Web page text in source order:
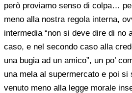
però proviamo senso di colpa…
meno alla nostra regola interna,
intermedia “non si deve dire di no
caso, e nel secondo caso alla
una bugia ad un amico”, un po’
una mela al supermercato e poi si
venuto meno alla legge morale